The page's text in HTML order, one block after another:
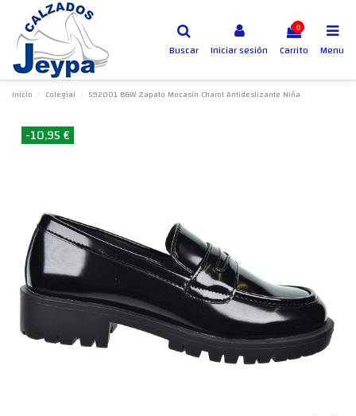
Buscar Iniciar sesión
0
Carrito Menu
Inicio Colegial 592001 B&W Zapato Mocasín Charol Antideslizante Niña
-10,95 €